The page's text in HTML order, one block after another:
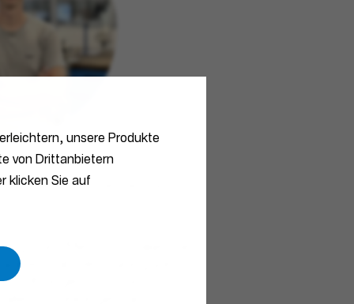
unsere Produkte
von Drittanbietern
klicken Sie auf- Hager Germany
zum Mechatroniker bei
abwechslungsreich.
Übungen bis zum